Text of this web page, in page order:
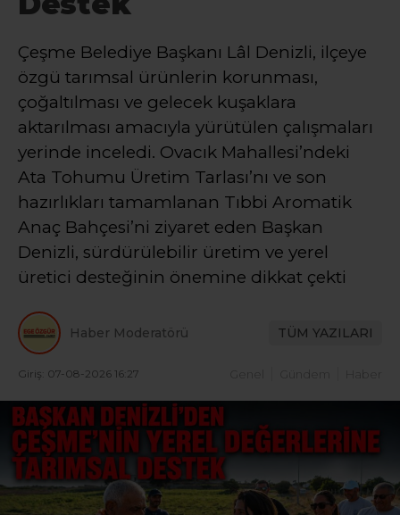
Çeşme Belediye Başkanı Lâl Denizli, ilçeye
özgü tarımsal ürünlerin korunması,
çoğaltılması ve gelecek kuşaklara
aktarılması amacıyla yürütülen çalışmaları
yerinde inceledi. Ovacık Mahallesi’ndeki
Ata Tohumu Üretim Tarlası’nı ve son
hazırlıkları tamamlanan Tıbbi Aromatik
Anaç Bahçesi’ni ziyaret eden Başkan
Denizli, sürdürülebilir üretim ve yerel
üretici desteğinin önemine dikkat çekti
Haber Moderatörü TÜM YAZILARI
Giriş: 07-08-2026 16:27 Gündem Haber